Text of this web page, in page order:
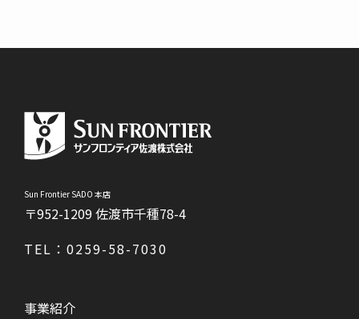
〒952-1209 佐渡市千種78-4
TEL：0259-58-7030
事業紹介